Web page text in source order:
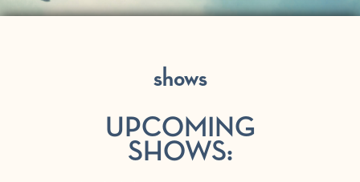
shows
UPCOMING
SHOWS: